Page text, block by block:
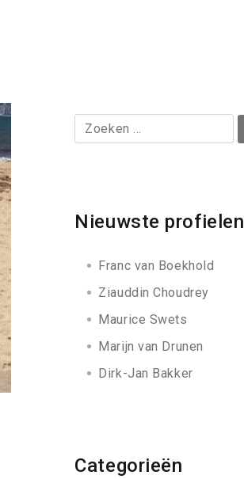
Zoeken
naar:
Nieuwste profielen
Franc van Boekhold
Ziauddin Choudrey
Maurice Swets
Marijn van Drunen
Dirk-Jan Bakker
Categorieën